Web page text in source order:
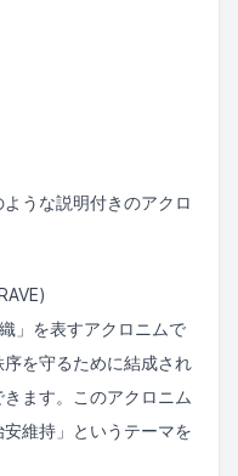
うな説明付きのアクロ
」を表すアクロニムで
を守るために結成され
ます。このアクロニム
維持」というテーマを